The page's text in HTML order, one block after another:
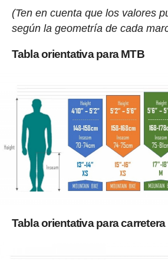
(Ten en cuenta que los valores
según la geometría de cada
Tabla orientativa para MTB
Tabla orientativa para carretera